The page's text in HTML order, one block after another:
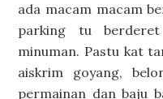
ada macam macam
parking tu
minuman. Pastu kat
aiskrim goyang,
permainan dan baju